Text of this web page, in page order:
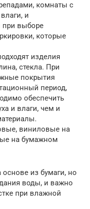
комнаты с
и
при выборе
которые
изделия
стекла. При
покрытия
период,
обеспечить
и влаги, чем и
виниловые на
на бумажном
из бумаги, но
воды, и важно
при влажной